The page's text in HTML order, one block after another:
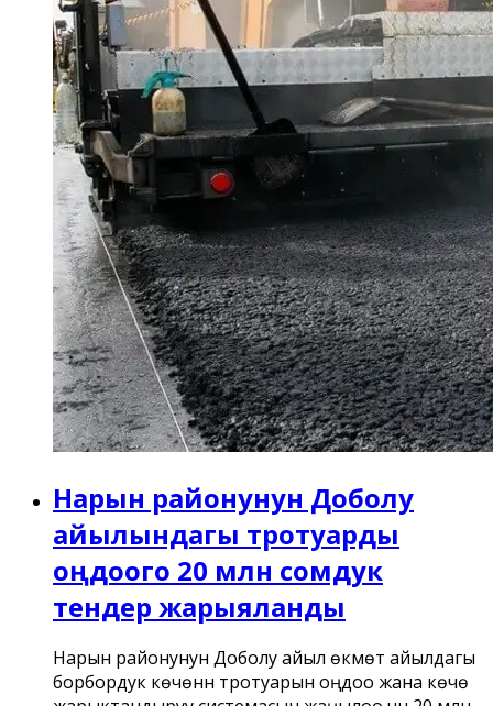
Нарын районунун Доболу
айылындагы тротуарды
оңдоого 20 млн сомдук
тендер жарыяланды
Нарын районунун Доболу айыл өкмөтү айылдагы
борбордук көчөнүн тротуарын оңдоо жана көчө